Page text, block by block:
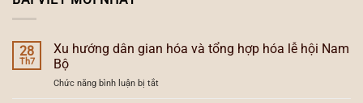
28
Th7
Xu hướng dân gian hóa và tổng hợp hóa lễ hội Nam
Bộ
Chức năng bình luận bị tắtở
Xu